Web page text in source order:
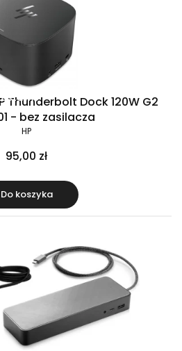
Thunderbolt Dock 120W G2
- bez zasilacza
HP
95,00 zł
Do koszyka